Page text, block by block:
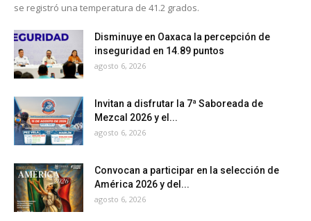
se registró una temperatura de 41.2 grados.
Disminuye en Oaxaca la percepción de
inseguridad en 14.89 puntos
agosto 6, 2026
Invitan a disfrutar la 7ª Saboreada de
Mezcal 2026 y el...
agosto 6, 2026
Convocan a participar en la selección de
América 2026 y del...
agosto 6, 2026